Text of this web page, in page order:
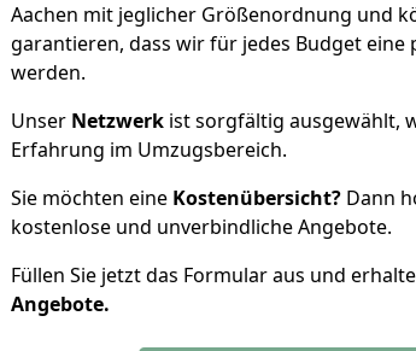
Aachen mit jeglicher Größenordnung und
garantieren, dass wir für jedes Budget eine
werden.
Unser Netzwerk ist sorgfältig ausgewählt,
Erfahrung im Umzugsbereich.
Sie möchten eine Kostenübersicht? Dann
kostenlose und unverbindliche Angebote.
Füllen Sie jetzt das Formular aus und
Angebote.